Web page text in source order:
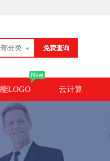
分类 免费查询
LOGO
New
云计算